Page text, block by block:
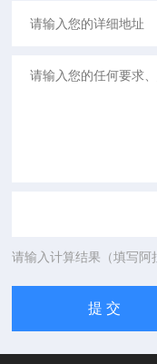
请输入计算结果（填写阿